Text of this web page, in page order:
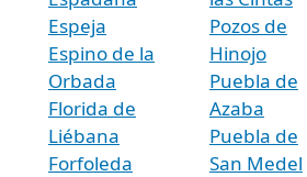
Espeja
Espino de la
Orbada
Florida de
Liébana
Forfoleda
Pozos de
Hinojo
Puebla de
Azaba
Puebla de
San Medel